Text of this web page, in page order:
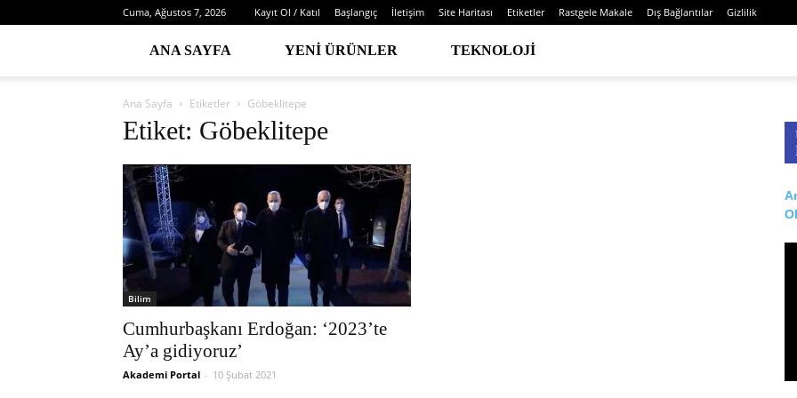
Cuma, Ağustos 7, 2026 Kayıt Ol / Katıl Başlangıç İletişim Site Haritası Etiketler Rastgele Makale Dış Bağlantılar Gizlilik
ANA SAYFA YENI ÜRÜNLER TEKNOLOJI
Ana Sayfa Etiketler Göbeklitepe
Etiket: Göbeklitepe
Bilim
Cumhurbaşkanı Erdoğan: ‘2023’te
Ay’a gidiyoruz’
Akademi Portal - 10 Şubat 2021